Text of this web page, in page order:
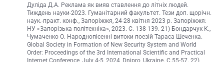
Дуліда Д.А. Реклама як вияв ставлення до літніх людей.
Тиждень науки-2023. Гуманітарний факультет. Тези доп. щорічн.
наук.-практ. конф., Запоріжжя, 24-28 квітня 2023 р. Запоріжжя:
НУ «Запорізька політехніка», 2023. С. 138-139. 21) Бондарчук К.,
Чумаченко О. Народнопісенні витоки поезій Тараса Шеченка.
Global Society in Formation of New Security System and World
Order: Proceedings of the 3rd International Scientific and Practical
Internet Conference, July 4-5, 2024, Dnipro, Ukraine. С.55-57. 22)